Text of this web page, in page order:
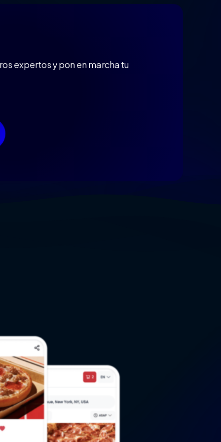
expertos y pon en marcha tu